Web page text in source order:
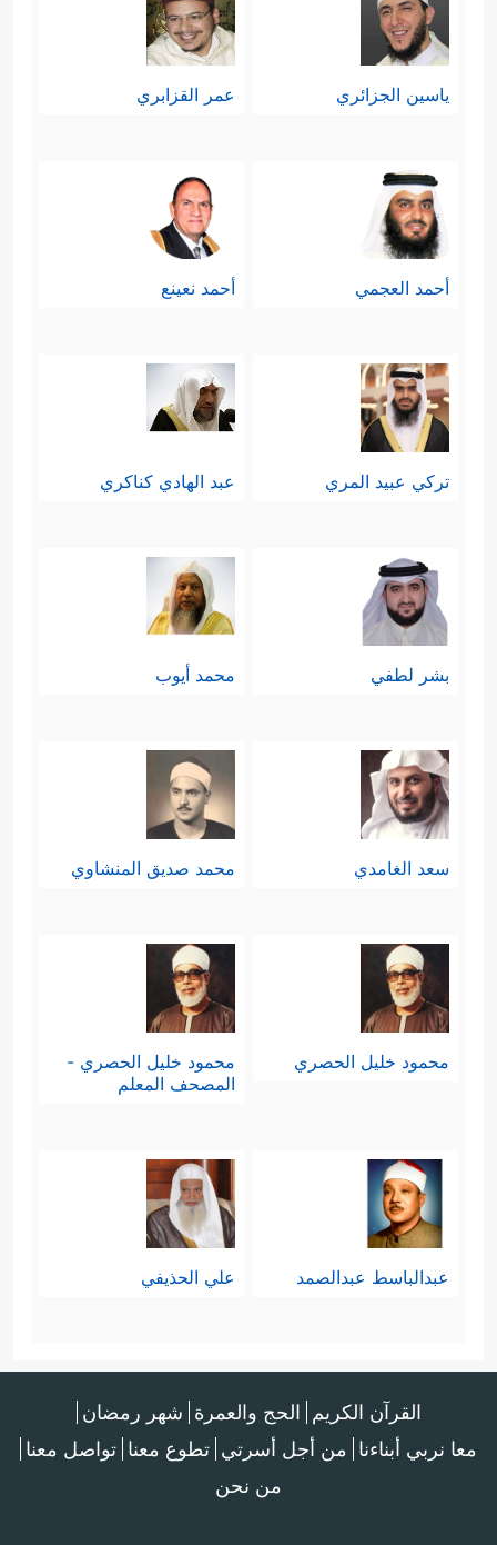
ياسين الجزائري عمر القزابري
أحمد العجمي أحمد نعينع
تركي عبيد المري عبد الهادي كناكري
بشر لطفي محمد أيوب
سعد الغامدي محمد صديق المنشاوي
محمود خليل الحصري
محمود خليل الحصري -
المصحف المعلم
عبدالباسط عبدالصمد علي الحذيفي
القرآن الكريم الحج والعمرة شهر رمضان
معا نربي أبناءنا من أجل أسرتي تطوع معنا تواصل معنا
من نحن